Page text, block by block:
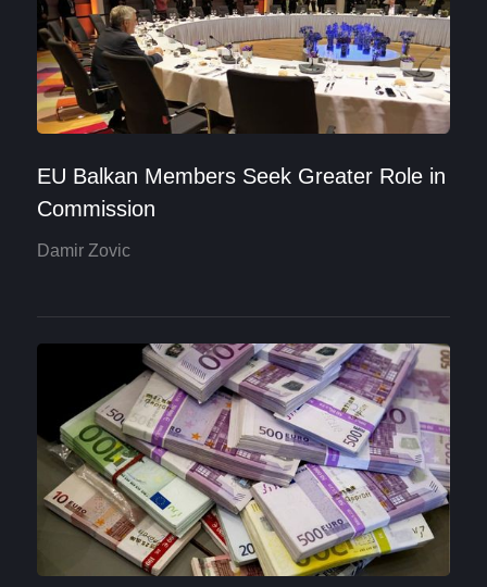
EU Balkan Members Seek Greater Role in
Commission
Damir Zovic